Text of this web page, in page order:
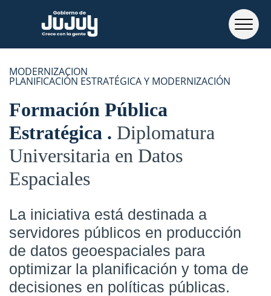
MODERNIZACION
PLANIFICACIÓN ESTRATÉGICA Y MODERNIZACIÓN
Formación Pública
Estratégica
Diplomatura
Universitaria en Datos
Espaciales
La iniciativa está destinada a
servidores públicos en producción
de datos geoespaciales para
optimizar la planificación y toma de
decisiones en políticas públicas.